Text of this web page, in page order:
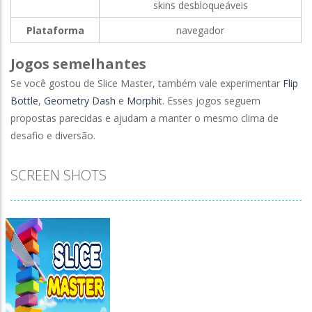
skins desbloqueáveis
Plataforma
navegador
Jogos semelhantes
Se você gostou de Slice Master, também vale experimentar Flip
Bottle, Geometry Dash e Morphit. Esses jogos seguem
propostas parecidas e ajudam a manter o mesmo clima de
desafio e diversão.
SCREEN SHOTS